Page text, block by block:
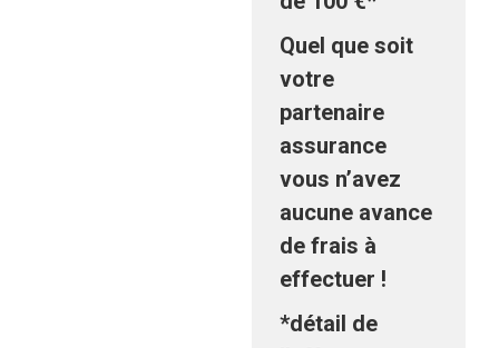
Quel que soit
votre
partenaire
assurance
vous n’avez
aucune avance
de frais à
effectuer !​
*détail de